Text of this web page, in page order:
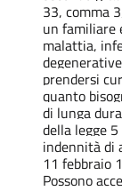
33, comma
un familiare
malattia,
prendersi
quanto
di lunga
della legge
indennità di
11 febbraio
Possono